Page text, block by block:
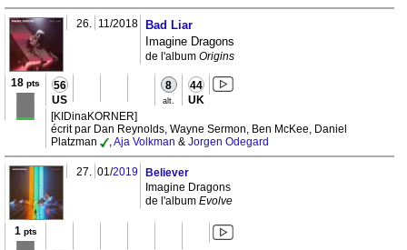
26. 11/2018
Bad Liar
Imagine Dragons
de l'album Origins
18 pts 56
US
8
alt.
44
UK
[KIDinaKORNER]
écrit par Dan Reynolds, Wayne Sermon, Ben McKee, Daniel
Platzman
,Aja Volkman & Jorgen Odegard
27. 01/2019
Believer
Imagine Dragons
de l'album Evolve
1 pts